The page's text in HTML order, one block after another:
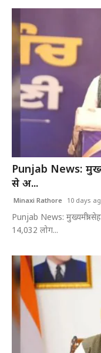
Punjab News:
से अ...
Minaxi Rathore 10 days
Punjab News: मुख्यमंत्री
14,032 लोग...